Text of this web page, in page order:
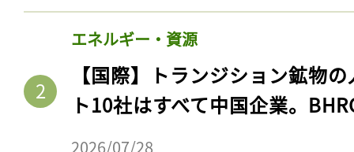
エネルギー・資源
【国際】トランジション鉱物
ト10社はすべて中国企業。
2026/07/28